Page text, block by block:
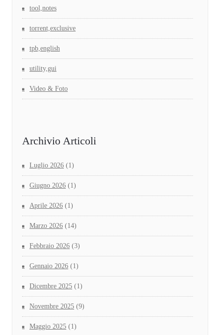
tool,notes
torrent,exclusive
tpb,english
utility,gui
Video & Foto
Archivio Articoli
Luglio 2026 (1)
Giugno 2026 (1)
Aprile 2026 (1)
Marzo 2026 (14)
Febbraio 2026 (3)
Gennaio 2026 (1)
Dicembre 2025 (1)
Novembre 2025 (9)
Maggio 2025 (1)